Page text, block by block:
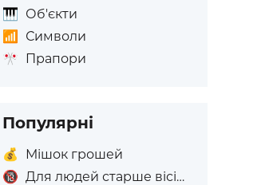
🎹 Об'єкти
📶
Символи
🎌 Прапори
Популярні
💰
Мішок грошей
🔞 Для людей старше вісімнадцяти років